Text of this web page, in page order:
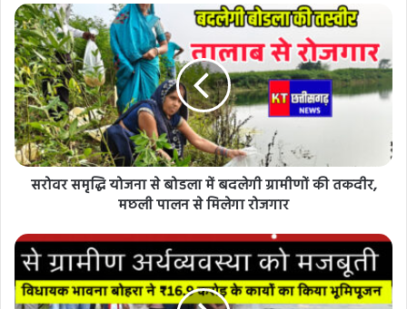
सरोवर समृद्धि योजना से बोडला में बदलेगी ग्रामीणों की तकदीर,
मछली पालन से मिलेगा रोजगार